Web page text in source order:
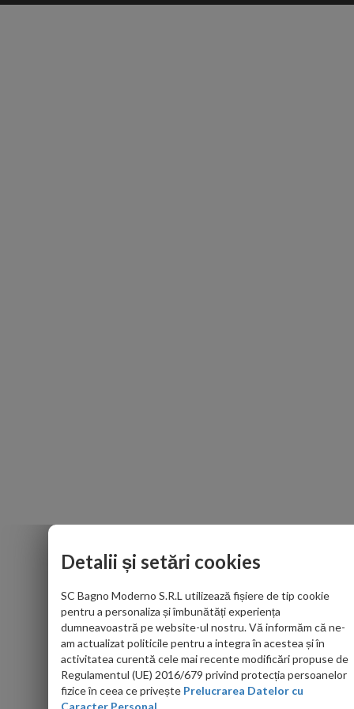
Detalii și setări cookies
SC Bagno Moderno S.R.L utilizează fișiere de tip cookie
pentru a personaliza și îmbunătăți experiența
dumneavoastră pe website-ul nostru. Vă informăm că ne-
am actualizat politicile pentru a integra în acestea și în
activitatea curentă cele mai recente modificări propuse de
Regulamentul (UE) 2016/679 privind protecția persoanelor
fizice în ceea ce privește Prelucrarea Datelor cu
Caracter Personal.